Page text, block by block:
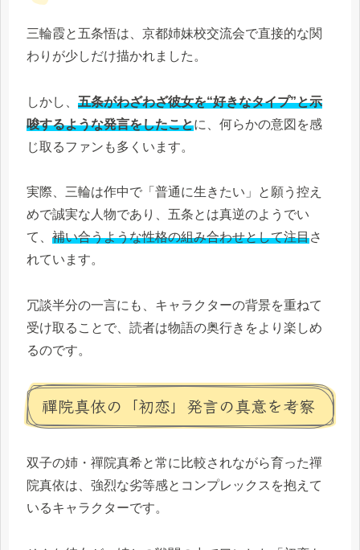
三輪霞と五条悟は、京都姉妹校交流会で直接的な関
わりが少しだけ描かれました。
しかし、 五条がわざわざ彼女を“好きなタイプ”と示
唆するような発言をしたことに、何らかの意図を感
じ取るファンも多くいます。
実際、三輪は作中で「普通に生きたい」と願う控え
めで誠実な人物であり、五条とは真逆のようでい
て、 補い合うような性格の組み合わせとして注目さ
れています。
冗談半分の一言にも、キャラクターの背景を重ねて
受け取ることで、読者は物語の奥行きをより楽しめ
るのです。
禪院真依の「初恋」発言の真意を考察
双子の姉・禪院真希と常に比較されながら育った禪
院真依は、強烈な劣等感とコンプレックスを抱えて
いるキャラクターです。